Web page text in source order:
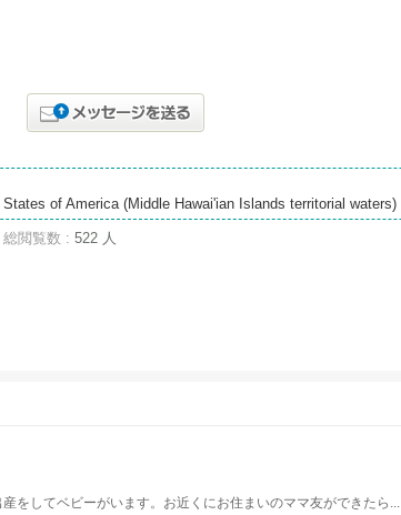
of America (Middle Hawai'ian Islands territorial waters)
総閲覧数 : 522 人
をしてベビーがいます。お近くにお住まいのママ友ができたら...